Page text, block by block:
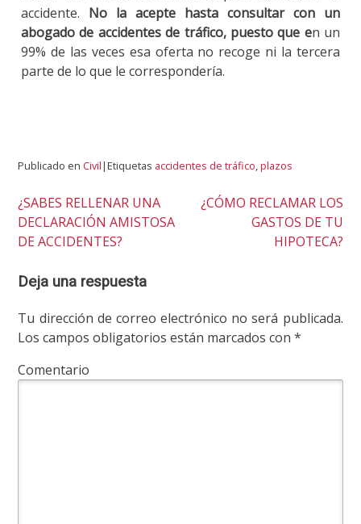
accidente. No la acepte hasta consultar con un
abogado de accidentes de tráfico, puesto que en un
99% de las veces esa oferta no recoge ni la tercera
parte de lo que le correspondería.
Publicado enCivil|Etiquetas accidentes de tráfico,plazos
Navegación
¿SABES RELLENAR UNA
DECLARACIÓN AMISTOSA
DE ACCIDENTES?
¿CÓMO RECLAMAR LOS
GASTOS DE TU
HIPOTECA?
Deja una respuesta
Tu dirección de correo electrónico no será publicada.
Los campos obligatorios están marcados con*
Comentario